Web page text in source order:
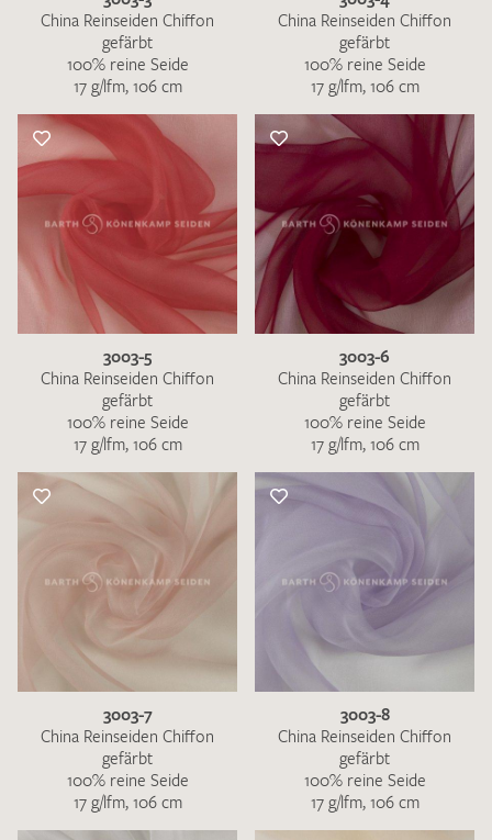
China Reinseiden Chiffon
gefärbt
100% reine Seide
17 g/lfm, 106 cm
China Reinseiden Chiffon
gefärbt
100% reine Seide
17 g/lfm, 106 cm
3003-5
China Reinseiden Chiffon
gefärbt
100% reine Seide
17 g/lfm, 106 cm
3003-6
China Reinseiden Chiffon
gefärbt
100% reine Seide
17 g/lfm, 106 cm
3003-7
China Reinseiden Chiffon
gefärbt
100% reine Seide
17 g/lfm, 106 cm
3003-8
China Reinseiden Chiffon
gefärbt
100% reine Seide
17 g/lfm, 106 cm